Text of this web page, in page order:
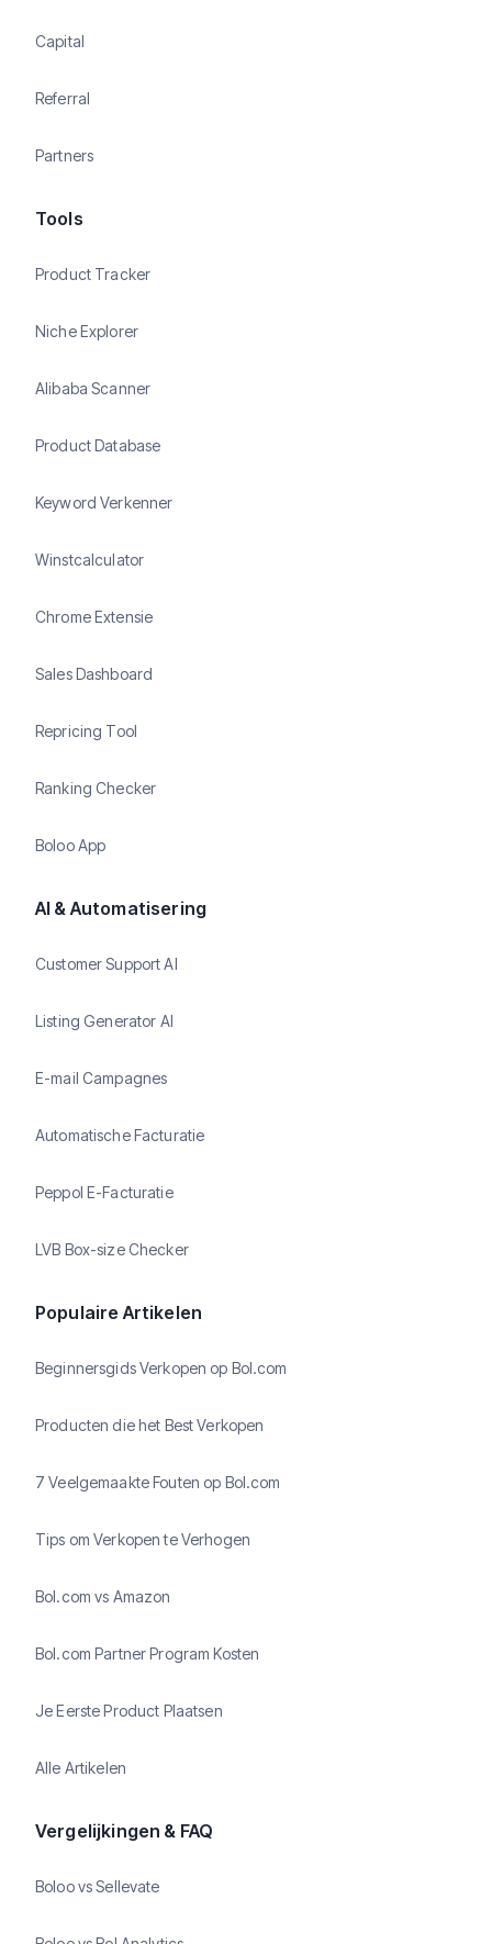
Capital
Referral
Partners
Tools
Product Tracker
Niche Explorer
Alibaba Scanner
Product Database
Keyword Verkenner
Winstcalculator
Chrome Extensie
Sales Dashboard
Repricing Tool
Ranking Checker
Boloo App
AI & Automatisering
Customer Support AI
Listing Generator AI
E-mail Campagnes
Automatische Facturatie
Peppol E-Facturatie
LVB Box-size Checker
Populaire Artikelen
Beginnersgids Verkopen op Bol.com
Producten die het Best Verkopen
7 Veelgemaakte Fouten op Bol.com
Tips om Verkopen te Verhogen
Bol.com vs Amazon
Bol.com Partner Program Kosten
Je Eerste Product Plaatsen
Alle Artikelen
Vergelijkingen & FAQ
Boloo vs Sellevate